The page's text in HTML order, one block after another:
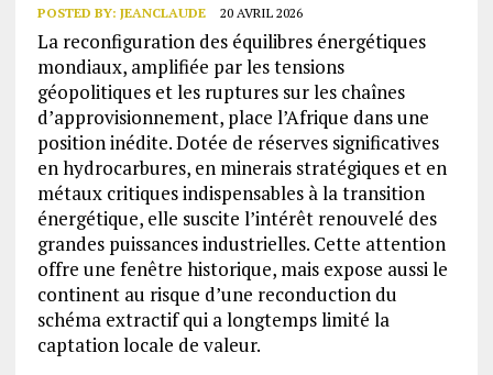
POSTED BY: JEANCLAUDE 20 AVRIL 2026
La reconfiguration des équilibres énergétiques
mondiaux, amplifiée par les tensions
géopolitiques et les ruptures sur les chaînes
d’approvisionnement, place l’Afrique dans une
position inédite. Dotée de réserves significatives
en hydrocarbures, en minerais stratégiques et en
métaux critiques indispensables à la transition
énergétique, elle suscite l’intérêt renouvelé des
grandes puissances industrielles. Cette attention
offre une fenêtre historique, mais expose aussi le
continent au risque d’une reconduction du
schéma extractif qui a longtemps limité la
captation locale de valeur.